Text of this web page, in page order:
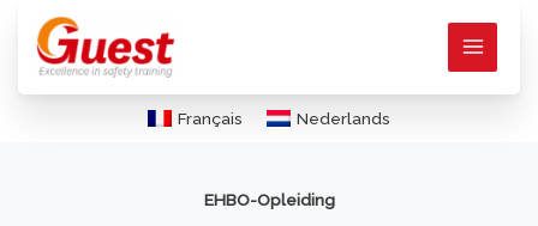
inhoud
Français
Nederlands
EHBO-Opleiding